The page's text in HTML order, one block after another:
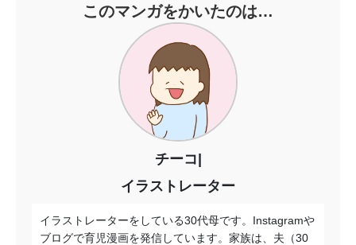
このマンガをかいたのは…
チーコ|
イラストレーター
イラストレーターをしている30代母です。Instagramや
ブログで育児漫画を発信しています。家族は、夫（30